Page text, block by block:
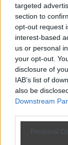
targeted
section to
opt-out request
interest-based
us or personal
your opt-out.
disclosure of
IAB’s list of
also be
Downstream
Personal
0 8